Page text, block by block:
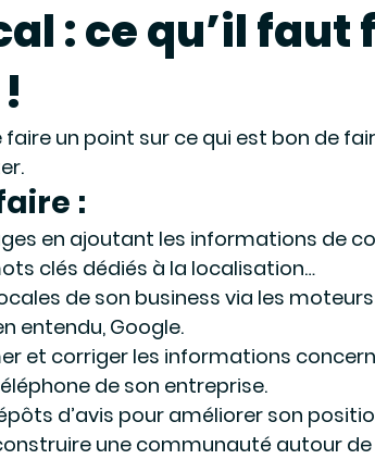
: ce qu’il
un point sur ce qui est bon de
:
en ajoutant les informations de
clés dédiés à la localisation…
de son business via les
entendu, Google.
et corriger les informations
de son entreprise.
d’avis pour améliorer son
une communauté autour